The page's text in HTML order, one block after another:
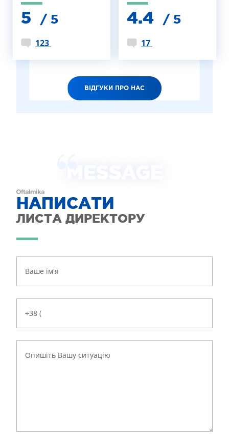
5 / 5
123
4.4 / 5
17
ВІДГУКИ ПРО НАС
НАПИСАТИ
ЛИСТА ДИРЕКТОРУ